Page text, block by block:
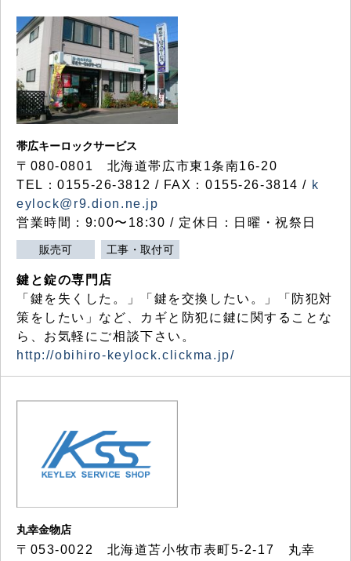
帯広キーロックサービス
〒080-0801 北海道帯広市東1条南16-20
TEL：0155-26-3812 / FAX：0155-26-3814 / k
eylock@r9.dion.ne.jp
営業時間：9:00〜18:30 / 定休日：日曜・祝祭日
販売可 工事・取付可
鍵と錠の専門店
「鍵を失くした。」「鍵を交換したい。」「防犯対
策をしたい」など、カギと防犯に鍵に関することな
ら、お気軽にご相談下さい。
http://obihiro-keylock.clickma.jp/
丸幸金物店
〒053-0022 北海道苫小牧市表町5-2-17 丸幸